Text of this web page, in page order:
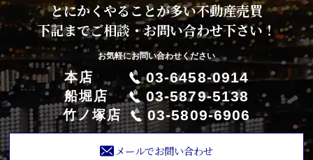
とにかくやることが多い不動産売買
下記までご相談・お問い合わせ下さい！
お気軽にお問い合わせください
本店 03-6458-0914
船堀店 03-5879-5138
竹ノ塚店 03-5809-6906
メールでお問い合わせ